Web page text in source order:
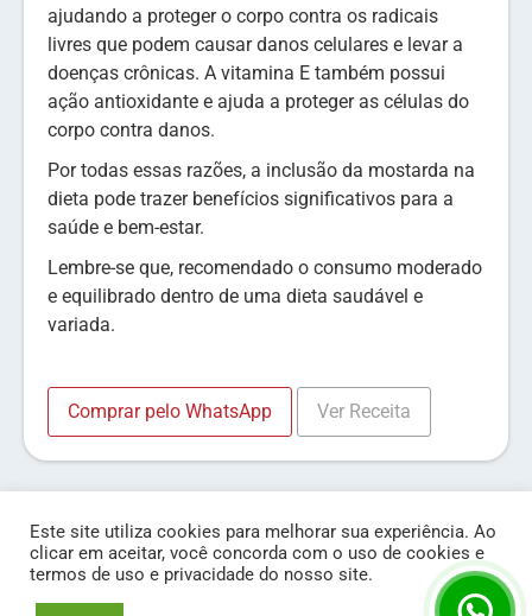
ajudando a proteger o corpo contra os radicais
livres que podem causar danos celulares e levar a
doenças crônicas. A vitamina E também possui
ação antioxidante e ajuda a proteger as células do
corpo contra danos.
Por todas essas razões, a inclusão da mostarda na
dieta pode trazer benefícios significativos para a
saúde e bem-estar.
Lembre-se que, recomendado o consumo moderado
e equilibrado dentro de uma dieta saudável e
variada.
Comprar pelo WhatsApp Ver Receita
© Líder Condimentos 2020 - Todos os Direitos Reservados
Este site utiliza cookies para melhorar sua experiência. Ao
clicar em aceitar, você concorda com o uso de cookies e
termos de uso e privacidade do nosso site.